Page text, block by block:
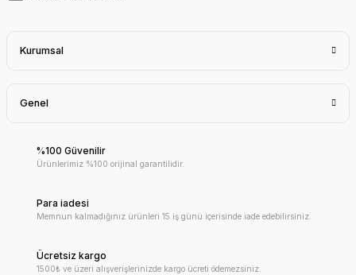
Kurumsal
Genel
%100 Güvenilir
Ürünlerimiz %100 orijinal garantilidir.
Para iadesi
Memnun kalmadığınız ürünleri 15 iş günü içerisinde iade edebilirsiniz.
Ücretsiz kargo
1500₺ ve üzeri alışverişlerinizde kargo ücreti ödemezsiniz.